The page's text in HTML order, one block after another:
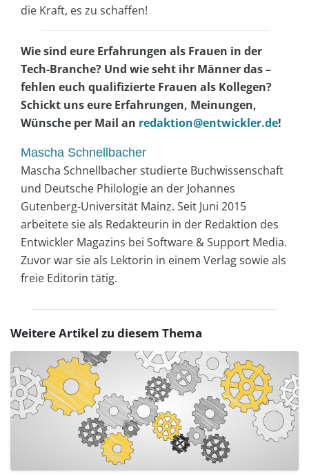
die Kraft, es zu schaffen!
Wie sind eure Erfahrungen als Frauen in der
Tech-Branche? Und wie seht ihr Männer das –
fehlen euch qualifizierte Frauen als Kollegen?
Schickt uns eure Erfahrungen, Meinungen,
Wünsche per Mail an redaktion@entwickler.de!
Mascha Schnellbacher
Mascha Schnellbacher studierte Buchwissenschaft
und Deutsche Philologie an der Johannes
Gutenberg-Universität Mainz. Seit Juni 2015
arbeitete sie als Redakteurin in der Redaktion des
Entwickler Magazins bei Software & Support Media.
Zuvor war sie als Lektorin in einem Verlag sowie als
freie Editorin tätig.
Weitere Artikel zu diesem Thema